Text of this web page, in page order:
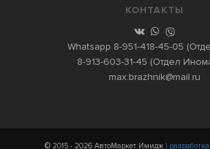
КОНТАКТЫ
Whatsapp 8-951-418-45-05
8-913-603-31-45 (Отдел
max.brazhnik@mail.ru
© 2015 - 2026 АвтоМаркет Имидж |